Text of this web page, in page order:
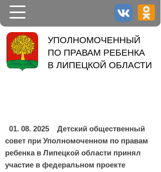
01. 08. 2025
Детский общественный
совет при Уполномоченном по правам
ребенка в Липецкой области принял
участие в федеральном проекте
УПОЛНОМОЧЕННЫЙ
ПО ПРАВАМ РЕБЕНКА
В ЛИПЕЦКОЙ ОБЛАСТИ
НОВОСТИ
УПОЛНОМОЧЕННЫЙ